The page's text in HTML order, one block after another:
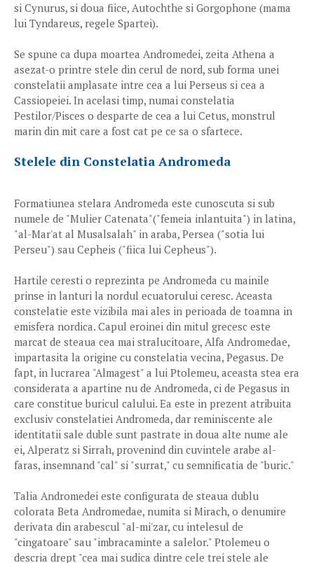
si Cynurus, si doua fiice, Autochthe si Gorgophone (mama
lui Tyndareus, regele Spartei).
Se spune ca dupa moartea Andromedei, zeita Athena a
asezat-o printre stele din cerul de nord, sub forma unei
constelatii amplasate intre cea a lui Perseus si cea a
Cassiopeiei. In acelasi timp, numai constelatia
Pestilor/Pisces o desparte de cea a lui Cetus, monstrul
marin din mit care a fost cat pe ce sa o sfartece.
Stelele din Constelatia Andromeda
Formatiunea stelara Andromeda este cunoscuta si sub
numele de "Mulier Catenata"("femeia inlantuita") in latina,
"al-Mar'at al Musalsalah" in araba, Persea ("sotia lui
Perseu") sau Cepheis ("fiica lui Cepheus").
Hartile ceresti o reprezinta pe Andromeda cu mainile
prinse in lanturi la nordul ecuatorului ceresc. Aceasta
constelatie este vizibila mai ales in perioada de toamna in
emisfera nordica. Capul eroinei din mitul grecesc este
marcat de steaua cea mai stralucitoare, Alfa Andromedae,
impartasita la origine cu constelatia vecina, Pegasus. De
fapt, in lucrarea "Almagest" a lui Ptolemeu, aceasta stea era
considerata a apartine nu de Andromeda, ci de Pegasus in
care constitue buricul calului. Ea este in prezent atribuita
exclusiv constelatiei Andromeda, dar reminiscente ale
identitatii sale duble sunt pastrate in doua alte nume ale
ei, Alperatz si Sirrah, provenind din cuvintele arabe al-
faras, insemnand "cal" si "surrat," cu semnificatia de "buric."
Talia Andromedei este configurata de steaua dublu
colorata Beta Andromedae, numita si Mirach, o denumire
derivata din arabescul "al-mi'zar, cu intelesul de
"cingatoare" sau "imbracaminte a salelor." Ptolemeu o
descria drept "cea mai sudica dintre cele trei stele ale